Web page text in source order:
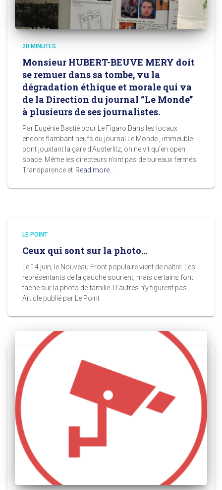
20 MINUTES
Monsieur HUBERT-BEUVE MERY doit
se remuer dans sa tombe, vu la
dégradation éthique et morale qui va
de la Direction du journal “Le Monde”
à plusieurs de ses journalistes.
Par Eugénie Bastié pour Le Figaro Dans les locaux
encore flambant neufs du journal Le Monde , immeuble-
pont jouxtant la gare d’Austerlitz, on ne vit qu’en open
space. Même les directeurs n’ont pas de bureaux fermés.
Transparence et Read more…
LE POINT
Ceux qui sont sur la photo…
Le 14 juin, le Nouveau Front populaire vient de naître. Les
représentants de la gauche sourient, mais certains font
tache sur la photo de famille. D’autres n’y figurent pas.
Article publié par Le Point